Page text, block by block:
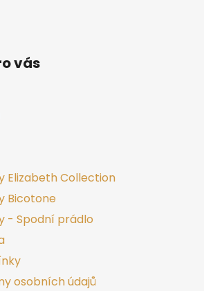
vás
Elizabeth Collection
Bicotone
- Spodní prádlo
osobních údajů